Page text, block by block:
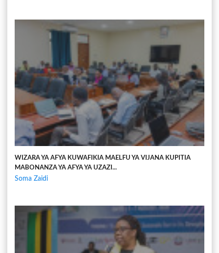
WIZARA YA AFYA KUWAFIKIA MAELFU YA VIJANA KUPITIA
MABONANZA YA AFYA YA UZAZI...
Soma Zaidi